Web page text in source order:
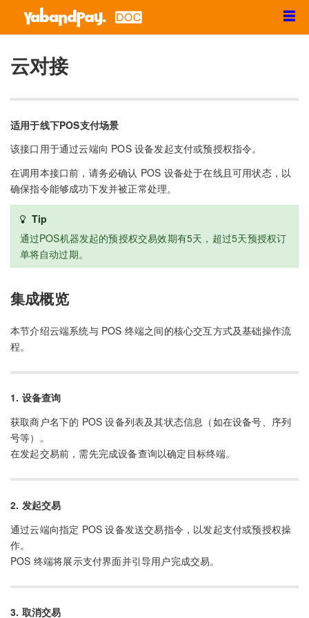
☰
云对接
适用于线下POS支付场景
该接口用于通过云端向 POS 设备发起支付或预授权指令。
在调用本接口前，请务必确认 POS 设备处于在线且可用状态，以
确保指令能够成功下发并被正常处理。
Tip
通过POS机器发起的预授权交易效期有5天，超过5天预授权订
单将自动过期。
集成概览
本节介绍云端系统与 POS 终端之间的核心交互方式及基础操作流
程。
1. 设备查询
获取商户名下的 POS 设备列表及其状态信息（如在设备号、序列
号等）。
在发起交易前，需先完成设备查询以确定目标终端。
2. 发起交易
通过云端向指定 POS 设备发送交易指令，以发起支付或预授权操
作。
POS 终端将展示支付界面并引导用户完成交易。
3. 取消交易